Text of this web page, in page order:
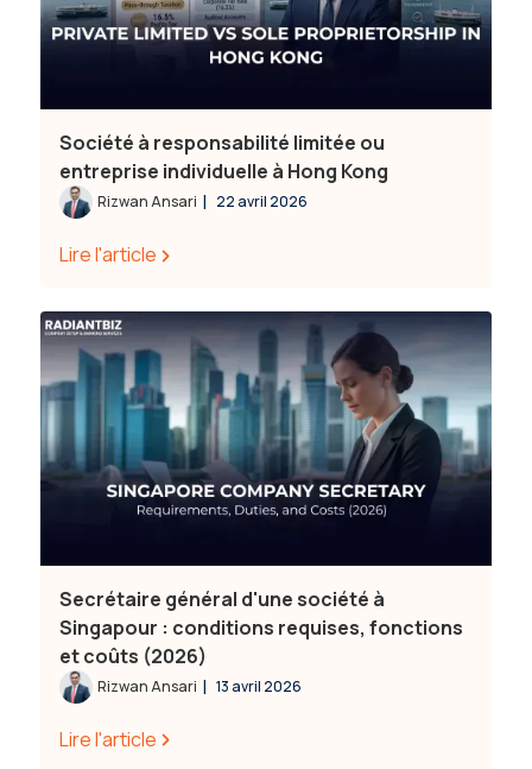
Société à responsabilité limitée ou
entreprise individuelle à Hong Kong
Rizwan Ansari | 22 avril 2026
Lire l'article
Secrétaire général d'une société à
Singapour : conditions requises, fonctions
et coûts (2026)
Rizwan Ansari | 13 avril 2026
Lire l'article